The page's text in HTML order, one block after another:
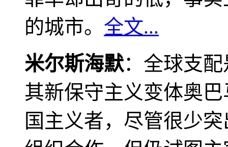
的城市。 全文...
米尔斯海默：全球支
其新保守主义变体奥
国主义者，尽管很少